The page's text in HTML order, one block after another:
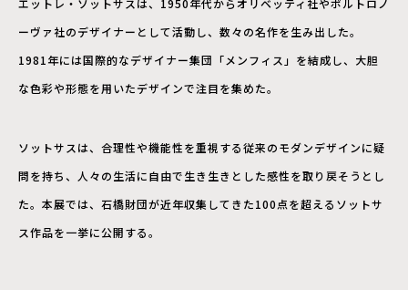
ーヴァ社のデザイナーとして活動し、数々の名作を生み出した。
1981年には国際的なデザイナー集団「メンフィス」を結成し、大胆
な色彩や形態を用いたデザインで注目を集めた。
ソットサスは、合理性や機能性を重視する従来のモダンデザインに疑
問を持ち、人々の生活に自由で生き生きとした感性を取り戻そうとし
た。本展では、石橋財団が近年収集してきた100点を超えるソットサ
ス作品を一挙に公開する。